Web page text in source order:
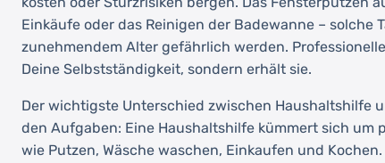
Einkäufe oder das Reinigen der Badewanne – solche
zunehmendem Alter gefährlich werden.
Deine Selbstständigkeit, sondern erhält sie.
Der wichtigste Unterschied zwischen Haushaltshilfe
den Aufgaben: Eine Haushaltshilfe kümmert sich um
wie Putzen, Wäsche waschen, Einkaufen und